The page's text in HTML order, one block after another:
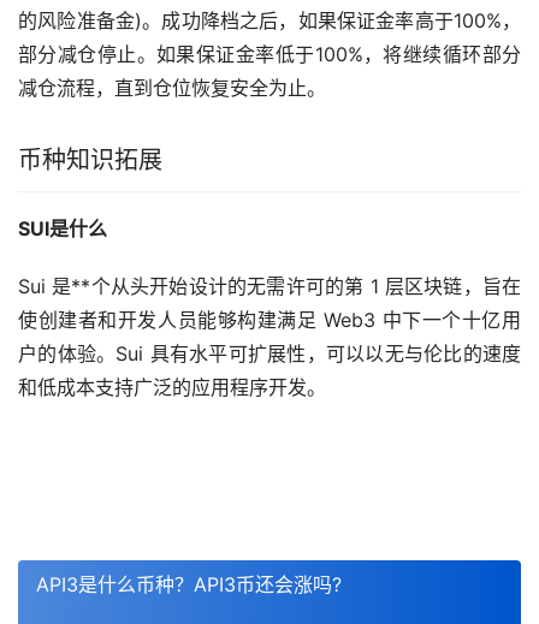
的风险准备金)。成功降档之后，如果保证金率高于100%，
部分减仓停止。如果保证金率低于100%，将继续循环部分
减仓流程，直到仓位恢复安全为止。
币种知识拓展
SUI是什么
Sui 是**个从头开始设计的无需许可的第 1 层区块链，旨在
使创建者和开发人员能够构建满足 Web3 中下一个十亿用
户的体验。Sui 具有水平可扩展性，可以以无与伦比的速度
和低成本支持广泛的应用程序开发。
API3是什么币种？API3币还会涨吗?